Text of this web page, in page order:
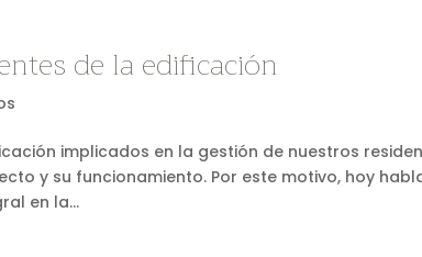
de la edificación
implicados en la gestión de nuestros
y su funcionamiento. Por este motivo, hoy
en la...